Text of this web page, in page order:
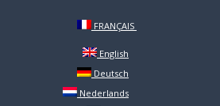
FRANÇAIS
English
Deutsch
Nederlands